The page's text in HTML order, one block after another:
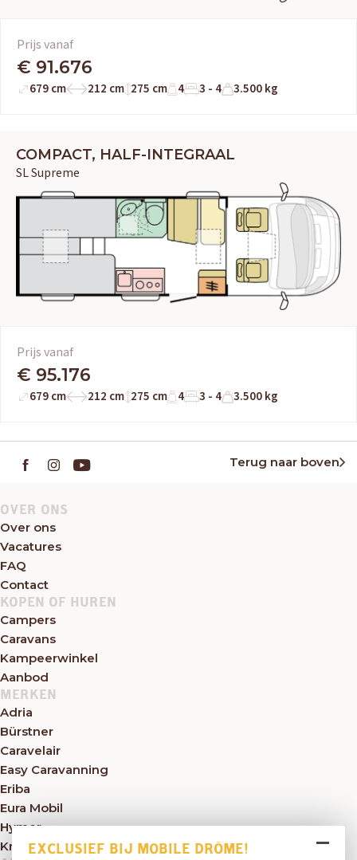
Prijs vanaf
€ 91.676
679 cm 212 cm 275 cm 4 3 - 4 3.500 kg
COMPACT, HALF-INTEGRAAL
SL Supreme
Prijs vanaf
€ 95.176
679 cm 212 cm 275 cm 4 3 - 4 3.500 kg
Terug naar boven
OVER ONS
Over ons
Vacatures
FAQ
Contact
KOPEN OF HUREN
Campers
Caravans
Kampeerwinkel
Aanbod
MERKEN
Adria
Bürstner
Caravelair
Easy Caravanning
Eriba
Eura Mobil
Hymer
KnausEXCLUSIEF BIJ MOBILE DRÔME!